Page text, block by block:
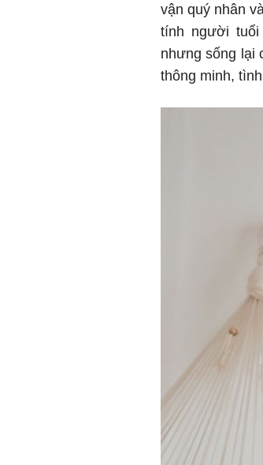
vận quý nhân
tính người tuổi
nhưng sống lại
thông minh,